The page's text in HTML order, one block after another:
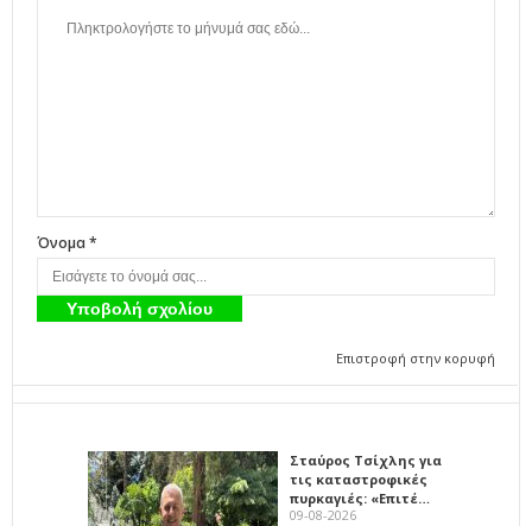
Όνομα *
Επιστροφή στην κορυφή
Σταύρος Τσίχλης για
τις καταστροφικές
πυρκαγιές: «Επιτέ…
09-08-2026